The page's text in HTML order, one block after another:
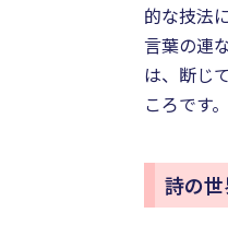
的な技法
言葉の連
は、断じ
ころです
詩の世